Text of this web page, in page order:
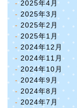
2025年4月
2025年3月
2025年2月
2025年1月
2024年12月
2024年11月
2024年10月
2024年9月
2024年8月
2024年7月